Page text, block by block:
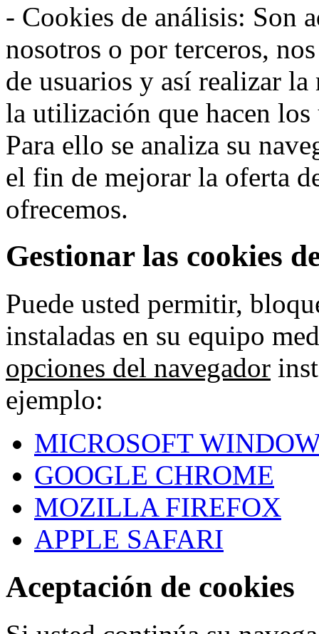
- Cookies de análisis: Son
nosotros o por terceros,
de usuarios y así realizar
la utilización que hacen
Para ello se analiza su
el fin de mejorar la oferta
ofrecemos.
Gestionar las cookies
Puede usted permitir,
instaladas en su equipo
opciones del navegador
ejemplo:
MICROSOFT
GOOGLE CHROME
MOZILLA FIREFOX
APPLE SAFARI
Aceptación de cookies